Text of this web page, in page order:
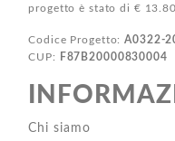
progetto è stato di €
Codice Progetto:A0322-
CUP:
F87B20000830004
Chi siamo